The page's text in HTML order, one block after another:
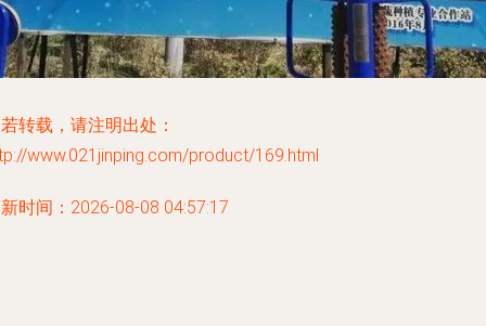
转载，请注明出处：
www.021jinping.com/product/169.html
时间：2026-08-08 04:57:17